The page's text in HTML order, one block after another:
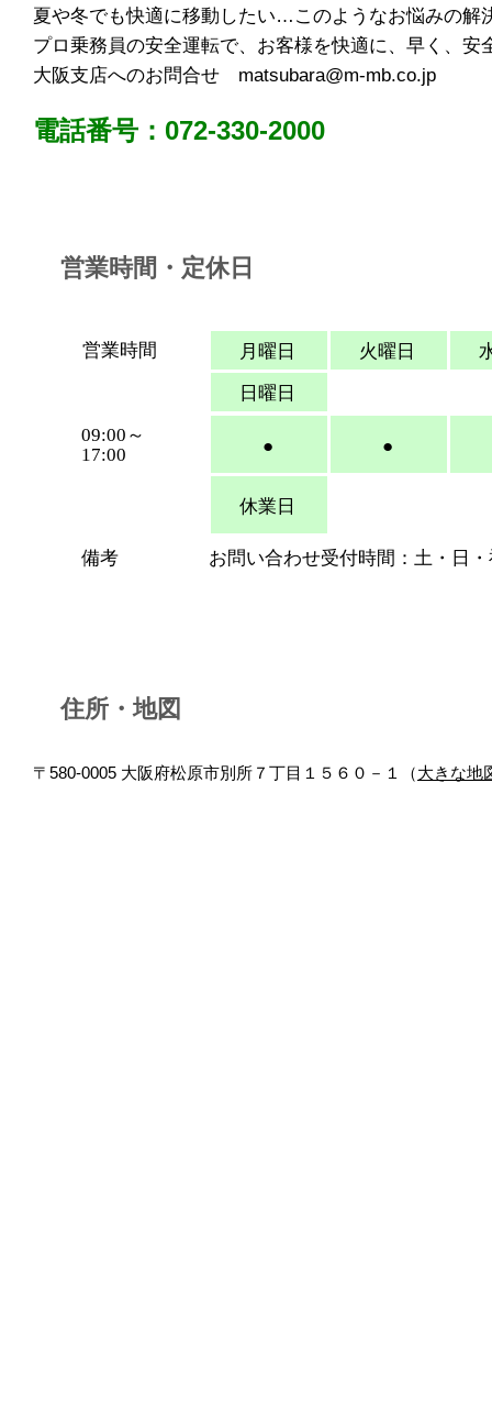
夏や冬でも快適に移動したい…このようなお悩みの解
プロ乗務員の安全運転で、お客様を快適に、早く、安
大阪支店へのお問合せ matsubara@m-mb.co.jp
電話番号：072-330-2000
営業時間・定休日
営業時間 月曜日 火曜日
日曜日
09:00～
17:00
● ●
休業日
備考 お問い合わせ受付時間：土・日
住所・地図
〒580-0005 大阪府松原市別所７丁目１５６０－１（大きな地